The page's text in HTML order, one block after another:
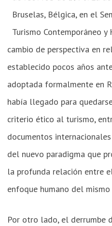
Foto:
Gabriela
Santibañez.
Bruselas, Bélgica, en el
Turismo Contemporáneo
cambio de perspectiva en
establecido pocos años
adoptada formalmente en
había llegado para
criterio ético al turismo,
documentos
del nuevo paradigma que
la profunda relación entre
enfoque humano del
Por otro lado, el derrumbe